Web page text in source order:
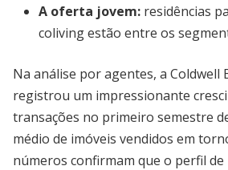
A oferta jovem: residências
coliving estão entre os
Na análise por agentes, a Coldwell
registrou um impressionante
transações no primeiro semestre
médio de imóveis vendidos em
números confirmam que o perfil